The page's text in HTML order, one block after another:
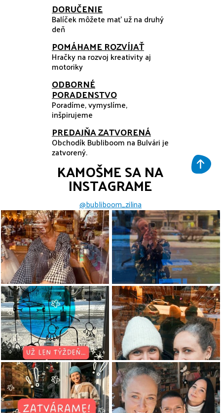
DORUČENIE
Balíček môžete mať už na druhý
deň
POMÁHAME ROZVÍJAŤ
Hračky na rozvoj kreativity aj
motoriky
ODBORNÉ
PORADENSTVO
Poradíme, vymyslíme,
inšpirujeme
PREDAJŇA ZATVORENÁ
Obchodík Bubliboom na Bulvári je
zatvorený.
KAMOŠME SA NA
INSTAGRAME
@bubliboom_zilina